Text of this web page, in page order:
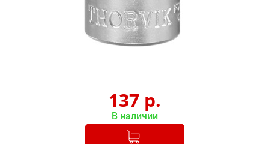
137 р.
В наличии
Добавлено в корзину